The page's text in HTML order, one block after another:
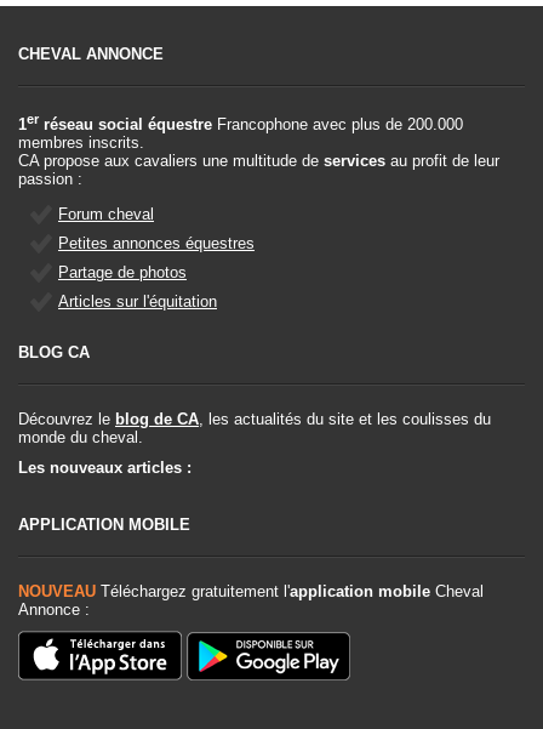
CHEVAL ANNONCE
1er réseau social équestre Francophone avec plus de 200.000
membres inscrits.
CA propose aux cavaliers une multitude de services au profit de leur
passion :
Forum cheval
Petites annonces équestres
Partage de photos
Articles sur l'équitation
BLOG CA
Découvrez le blog de CA, les actualités du site et les coulisses du
monde du cheval.
Les nouveaux articles :
APPLICATION MOBILE
NOUVEAU Téléchargez gratuitement l'application mobile Cheval
Annonce :